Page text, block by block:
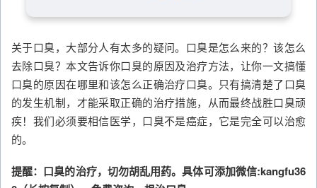
关于口臭，大部分人有太多的疑问。口臭是怎么来的？该怎么
去除口臭？本文告诉你口臭的原因及治疗方法，让你一文搞懂
口臭的原因在哪里和该怎么正确治疗口臭。只有搞清楚了口臭
的发生机制，才能采取正确的治疗措施，从而最终战胜口臭顽
疾！我们必须要相信医学，口臭不是癌症，它是完全可以治愈
的。
提醒：口臭的治疗，切勿胡乱用药。具体可添加微信:kangfu36